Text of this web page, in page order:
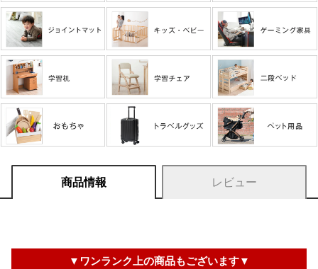
商品情報 レビュー
▼ワンランク上の商品もございます▼